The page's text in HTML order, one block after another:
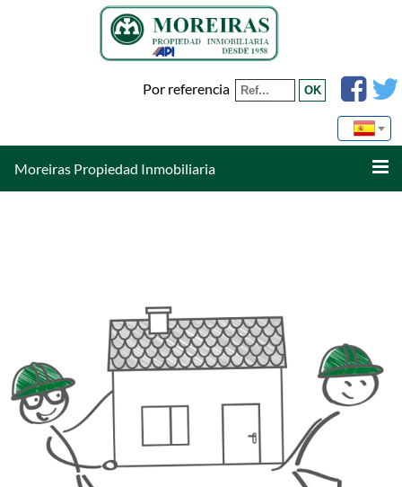
Por referencia
Moreiras Propiedad Inmobiliaria